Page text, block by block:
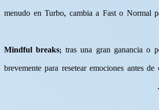
menudo en Turbo, cambia a Fast o Normal
Mindful breaks; tras una gran ganancia o
brevemente para resetear emociones antes